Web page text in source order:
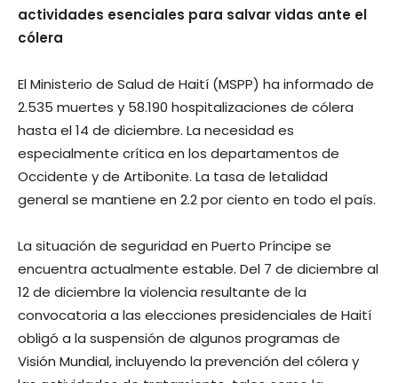
actividades esenciales para salvar vidas ante el
cólera
El Ministerio de Salud de Haití (MSPP) ha informado de
2.535 muertes y 58.190 hospitalizaciones de cólera
hasta el 14 de diciembre. La necesidad es
especialmente crítica en los departamentos de
Occidente y de Artibonite. La tasa de letalidad
general se mantiene en 2.2 por ciento en todo el país.
La situación de seguridad en Puerto Príncipe se
encuentra actualmente estable. Del 7 de diciembre al
12 de diciembre la violencia resultante de la
convocatoria a las elecciones presidenciales de Haití
obligó a la suspensión de algunos programas de
Visión Mundial, incluyendo la prevención del cólera y